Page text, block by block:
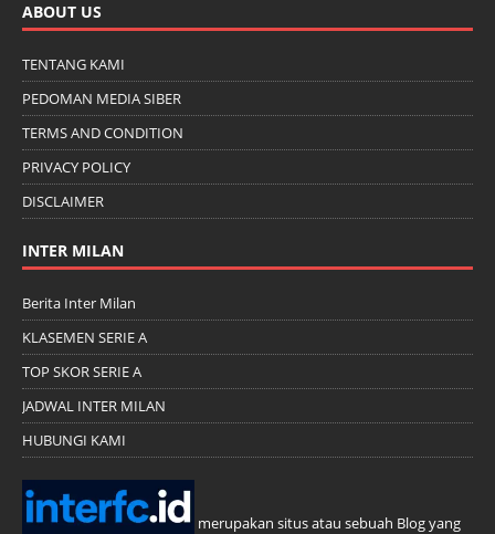
ABOUT US
TENTANG KAMI
PEDOMAN MEDIA SIBER
TERMS AND CONDITION
PRIVACY POLICY
DISCLAIMER
INTER MILAN
Berita Inter Milan
KLASEMEN SERIE A
TOP SKOR SERIE A
JADWAL INTER MILAN
HUBUNGI KAMI
merupakan situs atau sebuah Blog yang